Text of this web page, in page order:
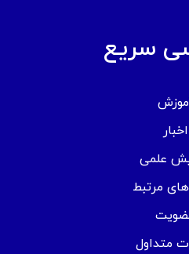
سریع
اخبار
علمی
مرتبط
متداول